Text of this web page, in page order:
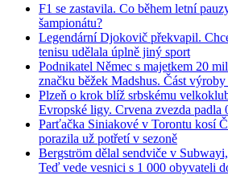
F1 se zastavila. Co během letní
šampionátu?
Legendární Djokovič překvapil.
tenisu udělala úplně jiný sport
Podnikatel Němec s majetkem 20
značku běžek Madshus. Část
Plzeň o krok blíž srbskému
Evropské ligy. Crvena zvezda padla
Parťačka Siniakové v Torontu kosí
porazila už potřetí v sezoně
Bergström dělal sendviče v
Teď vede vesnici s 1 000 obyvateli